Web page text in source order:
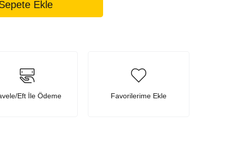
Eft İle Ödeme Favorilerime Ekle